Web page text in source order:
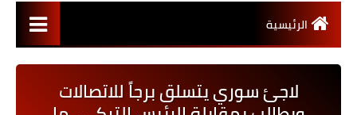
الرئيسية
لاجئ سوري يتسلق برجاً للاتصالات